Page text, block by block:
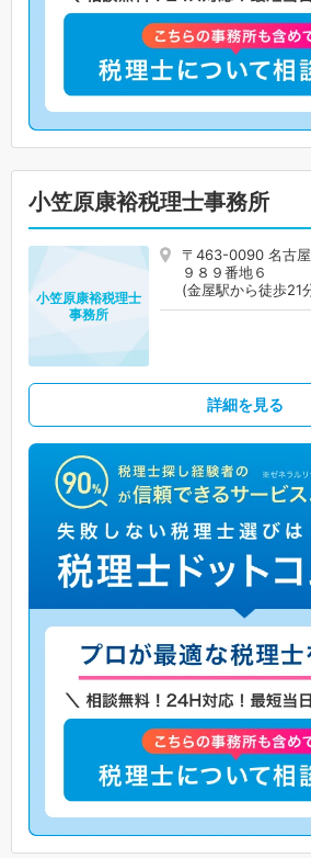
小笠原康裕税理士事務所
〒463-0090 名古
９８９番地６
(金屋駅から徒歩21
小笠原康裕税理士
事務所
詳細を見る